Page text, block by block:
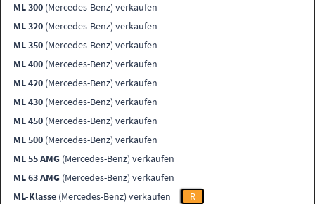
ML 300 (Mercedes-Benz) verkaufen
ML 320 (Mercedes-Benz) verkaufen
ML 350 (Mercedes-Benz) verkaufen
ML 400 (Mercedes-Benz) verkaufen
ML 420 (Mercedes-Benz) verkaufen
ML 430 (Mercedes-Benz) verkaufen
ML 450 (Mercedes-Benz) verkaufen
ML 500 (Mercedes-Benz) verkaufen
ML 55 AMG (Mercedes-Benz) verkaufen
ML 63 AMG (Mercedes-Benz) verkaufen
ML-Klasse (Mercedes-Benz) verkaufen
R